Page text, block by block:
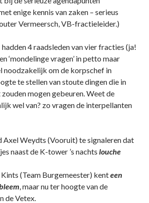
enige kennis van zaken – serieus
Vermeersch, VB-fractieleider.)
4 raadsleden van vier fracties (ja!
‘mondelinge vragen’ in petto maar
noodzakelijk om de korpschef in
te stellen van stoute dingen die in
mogen gebeuren. Weet de
wel van? zo vragen de interpellanten
Axel Weydts (Vooruit) te signaleren dat
naast de K-tower ’s nachts louche
(Team Burgemeester) kenteen
, maar nu ter hoogte van de
de Vetex.